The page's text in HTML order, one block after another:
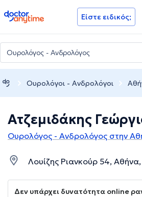
doctoranytime Είστε ειδικός;
Ουρολόγοι - Ανδρολόγοι
Ατζεμιδάκης
Ουρολόγος - Ανδρολόγος στην
Λουίζης Ριανκούρ 54, Αθήνα,
Δεν υπάρχει δυνατότητα online